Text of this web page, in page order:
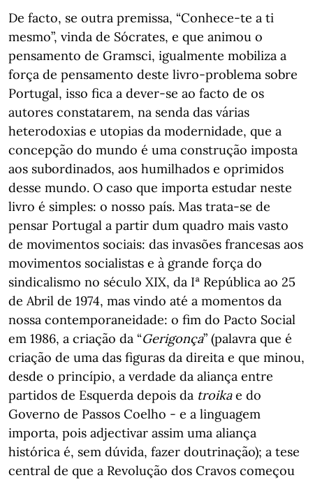
De facto, se outra premissa, “Conhece-te a ti
mesmo”, vinda de Sócrates, e que animou o
pensamento de Gramsci, igualmente mobiliza a
força de pensamento deste livro-problema sobre
Portugal, isso fica a dever-se ao facto de os
autores constatarem, na senda das várias
heterodoxias e utopias da modernidade, que a
concepção do mundo é uma construção imposta
aos subordinados, aos humilhados e oprimidos
desse mundo. O caso que importa estudar neste
livro é simples: o nosso país. Mas trata-se de
pensar Portugal a partir dum quadro mais vasto
de movimentos sociais: das invasões francesas aos
movimentos socialistas e à grande força do
sindicalismo no século XIX, da Iª República ao 25
de Abril de 1974, mas vindo até a momentos da
nossa contemporaneidade: o fim do Pacto Social
em 1986, a criação da “Gerigonça” (palavra que é
criação de uma das figuras da direita e que minou,
desde o princípio, a verdade da aliança entre
partidos de Esquerda depois da troikae do
Governo de Passos Coelho - e a linguagem
importa, pois adjectivar assim uma aliança
histórica é, sem dúvida, fazer doutrinação); a tese
central de que a Revolução dos Cravos começou